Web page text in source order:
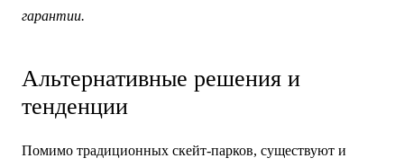
гарантии.
Альтернативные решения и
тенденции
Помимо традиционных скейт-парков, существуют и